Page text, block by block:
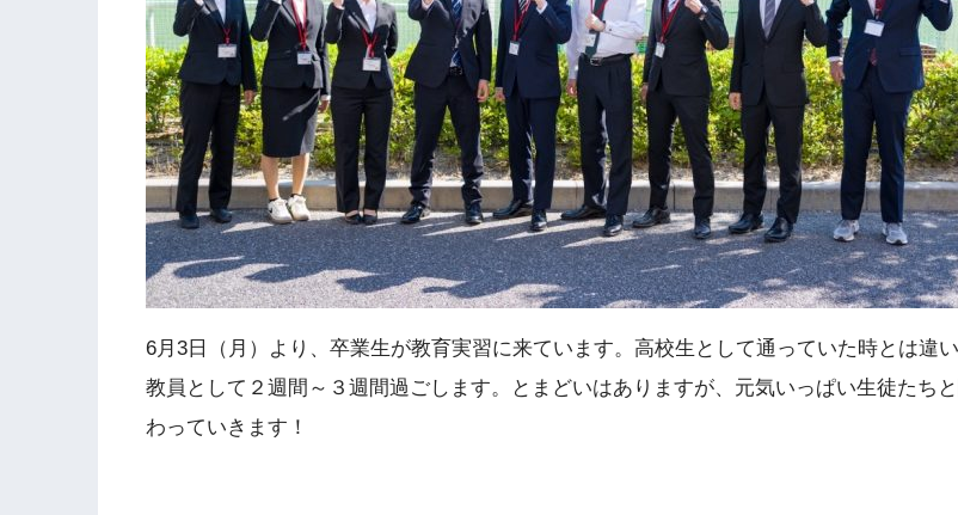
6月3日（月）より、卒業生が教育実習に来ています。高校生として通っていた時とは違い
教員として２週間～３週間過ごします。とまどいはありますが、元気いっぱい生徒たち
わっていきます！